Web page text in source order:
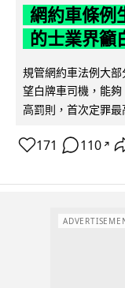
網約車條例
的士業界籲
規管網約車法例大
望白牌車司機，能
高罰則，首次定罪最
171 110 ↗